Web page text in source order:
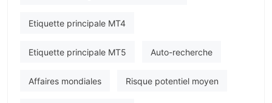
Etiquette principale MT4
Etiquette principale MT5 Auto-recherche
Affaires mondiales Risque potentiel moyen